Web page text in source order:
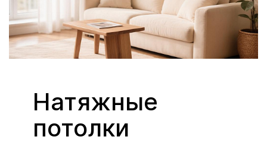
Натяжные
потолки